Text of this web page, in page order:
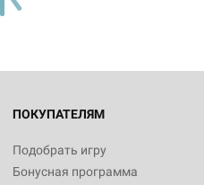
ПОКУПАТЕЛЯМ
Подобрать игру
Бонусная программа